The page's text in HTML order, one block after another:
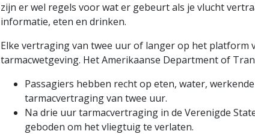
zijn er wel regels voor wat er gebeurt als je vlucht
informatie, eten en drinken.
Elke vertraging van twee uur of langer op het platform
tarmacwetgeving. Het Amerikaanse Department of
Passagiers hebben recht op eten, water,
tarmacvertraging van twee uur.
Na drie uur tarmacvertraging in de Verenigde
geboden om het vliegtuig te verlaten.